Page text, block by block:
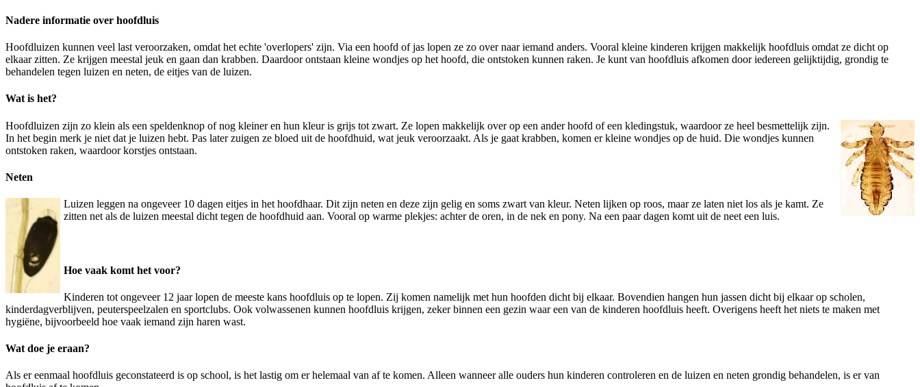
Nadere informatie over hoofdluis
Hoofdluizen kunnen veel last veroorzaken, omdat het echte 'overlopers' zijn. Via een hoofd of jas lopen ze zo over naar iemand anders. Vooral kleine kinderen krijgen makkelijk hoofdluis omdat ze dicht op
elkaar zitten. Ze krijgen meestal jeuk en gaan dan krabben. Daardoor ontstaan kleine wondjes op het hoofd, die ontstoken kunnen raken. Je kunt van hoofdluis afkomen door iedereen gelijktijdig, grondig te
behandelen tegen luizen en neten, de eitjes van de luizen.
Wat is het?
Hoofdluizen zijn zo klein als een speldenknop of nog kleiner en hun kleur is grijs tot zwart. Ze lopen makkelijk over op een ander hoofd of een kledingstuk, waardoor ze heel besmettelijk zijn.
In het begin merk je niet dat je luizen hebt. Pas later zuigen ze bloed uit de hoofdhuid, wat jeuk veroorzaakt. Als je gaat krabben, komen er kleine wondjes op de huid. Die wondjes kunnen
ontstoken raken, waardoor korstjes ontstaan.
Neten
Luizen leggen na ongeveer 10 dagen eitjes in het hoofdhaar. Dit zijn neten en deze zijn gelig en soms zwart van kleur. Neten lijken op roos, maar ze laten niet los als je kamt. Ze
zitten net als de luizen meestal dicht tegen de hoofdhuid aan. Vooral op warme plekjes: achter de oren, in de nek en pony. Na een paar dagen komt uit de neet een luis.
Hoe vaak komt het voor?
Kinderen tot ongeveer 12 jaar lopen de meeste kans hoofdluis op te lopen. Zij komen namelijk met hun hoofden dicht bij elkaar. Bovendien hangen hun jassen dicht bij elkaar op scholen,
kinderdagverblijven, peuterspeelzalen en sportclubs. Ook volwassenen kunnen hoofdluis krijgen, zeker binnen een gezin waar een van de kinderen hoofdluis heeft. Overigens heeft het niets te maken met
hygiëne, bijvoorbeeld hoe vaak iemand zijn haren wast.
Wat doe je eraan?
Als er eenmaal hoofdluis geconstateerd is op school, is het lastig om er helemaal van af te komen. Alleen wanneer alle ouders hun kinderen controleren en de luizen en neten grondig behandelen, is er van